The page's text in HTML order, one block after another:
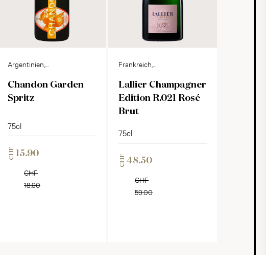
Argentinien,
Chandon Garden
Spritz
75cl
CHF 15.90
CHF
18.90
Frankreich,
Lallier Champagner
Edition R.021 Rosé
Brut
75cl
CHF 48.50
CHF
59.00